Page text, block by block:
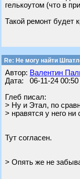
гелькоутом (что в
Такой ремонт будет
Re: Не могу найти
Автор: Валентин
Дата: 06-11-24 00:50
Глеб писал:
> Ну и Этал, по
> нравятся у него
Тут согласен.
> Опять же не